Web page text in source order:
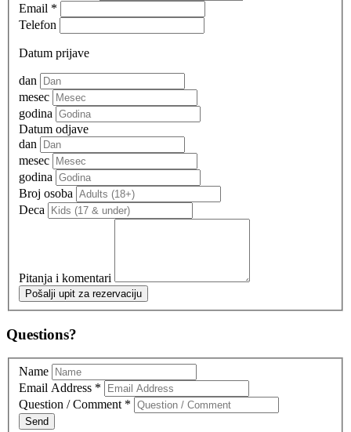
Email *
Telefon
Datum prijave
dan
mesec
godina
Datum odjave
dan
mesec
godina
Broj osoba
Deca
Pitanja i komentari
Pošalji upit za rezervaciju
Questions?
Name
Email Address *
Question / Comment *